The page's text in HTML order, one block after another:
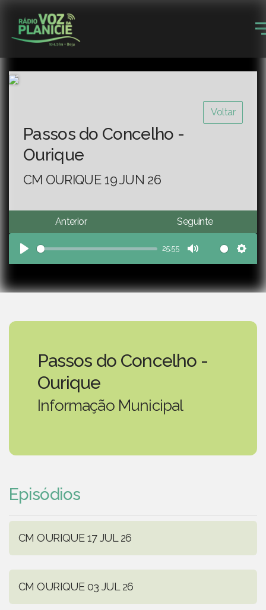
Voltar
Passos do Concelho -
Ourique
CM OURIQUE 19 JUN 26
Anterior Seguinte
Play
25:55
Mute
Passos do Concelho -
Ourique
Informação Municipal
Episódios
CM OURIQUE 17 JUL 26
CM OURIQUE 03 JUL 26